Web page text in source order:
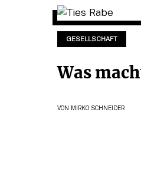
GESELLSCHAFT
Was
VON MIRKO SCHNEIDER